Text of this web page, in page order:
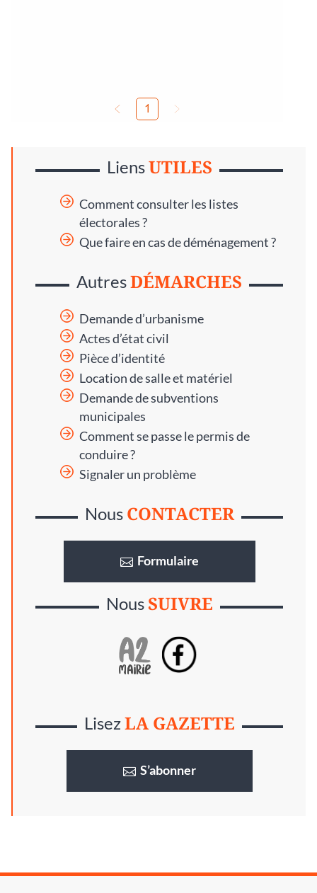
LiensUTILES
Comment consulter les listes
électorales ?
Que faire en cas de déménagement ?
AutresDÉMARCHES
Demande d’urbanisme
Actes d’état civil
Pièce d’identité
Location de salle et matériel
Demande de subventions
municipales
Comment se passe le permis de
conduire ?
Signaler un problème
Nous CONTACTER
Formulaire
NousSUIVRE
LisezLA GAZETTE
S’abonner